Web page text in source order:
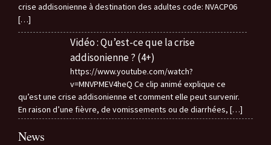
crise addisonienne à destination des adultes code: NVACP06
[…]
Vidéo : Qu’est-ce que la crise
addisonienne ? (4+)
https://www.youtube.com/watch?
v=MNVPMEV4heQ Ce clip animé explique ce
qu’est une crise addisonienne et comment elle peut survenir.
En raison d’une fièvre, de vomissements ou de diarrhées, […]
News